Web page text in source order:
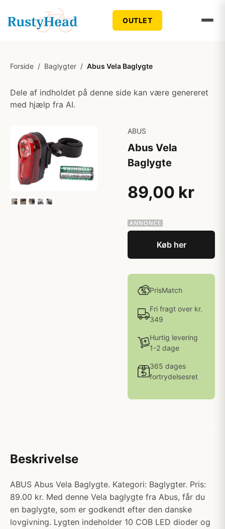
OUTLET
Forside / Baglygter / Abus Vela Baglygte
Dele af indholdet på denne side kan være genereret
med hjælp fra AI.
ABUS
Abus Vela
Baglygte
89,00 kr
Køb her
PrisMatch
Fri fragt over kr.
349
Hurtig levering
1-2 dage
365 dages
fortrydelsesret
Beskrivelse
ABUS Abus Vela Baglygte. Kategori: Baglygter. Pris:
89.00 kr. Med denne Vela baglygte fra Abus, får du
en baglygte, som er godkendt efter den danske
lovgivning. Lygten indeholder 10 COB LED dioder og